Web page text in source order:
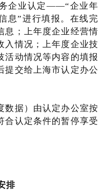
企业认定——“企业年
息”进行填报。在线完
息；上年度企业经营情
入情况；上年度企业技
活动情况等内容的填报
提交给上海市认定办公
数据）由认定办公室按
合认定条件的暂停享受
排